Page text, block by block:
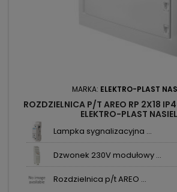
MARKA: ELEKTRO-PLAST
ROZDZIELNICA P/T AREO RP 2X18
ELEKTRO-PLAST
Lampka sygnalizacyjna ...
Dzwonek 230V modułowy ...
Rozdzielnica p/t AREO ...